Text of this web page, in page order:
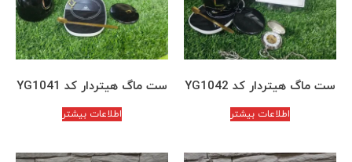
ست ماگ هیتردار کد YG1042
اطلاعات بیشتر
ست ماگ هیتردار کد YG1041
اطلاعات بیشتر